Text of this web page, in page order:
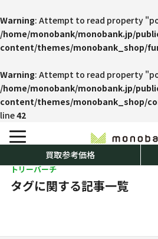
Warning: Attempt to read property
/home/monobank/monobank.jp/
content/themes/monobank_shop/
Warning: Attempt to read property
/home/monobank/monobank.jp/
content/themes/monobank_shop/
line42
買取参考価格
トリーバーチ
タグに関する記事一覧